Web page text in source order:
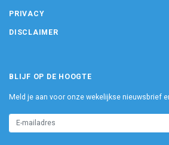
PRIVACY
DISCLAIMER
BLIJF OP DE HOOGTE
Meld je aan voor onze wekelijkse nieuwsbrief